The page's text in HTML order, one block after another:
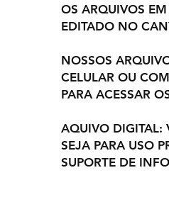
OS ARQUIVOS
EDITADO NO
NOSSOS
CELULAR OU
PARA ACESSAR
AQUIVO DIGITAL:
SEJA PARA USO
SUPORTE DE